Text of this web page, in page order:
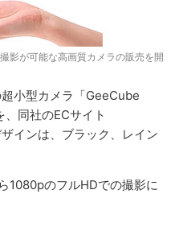
影が可能な高画質カメラの販売を開
小型カメラ「GeeCube
同社のECサイト
インは、ブラック、レイン
1080pのフルHDでの撮影に